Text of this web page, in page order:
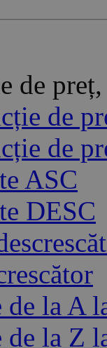
de
de
de
ASC
DESC
de la A
de la Z